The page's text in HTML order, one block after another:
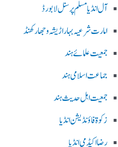
آل انڈیا مسلم پرسنل لا بورڈ
امارت شرعیہ بہار اڑیشہ و جھارکھنڈ
جمعیت علمائے ہند
جماعت اسلامی ہند
جمعیت اہل حدیث ہند
زکوۃ فاؤنڈیشن انڈیا
رضا اکیڈمی انڈیا